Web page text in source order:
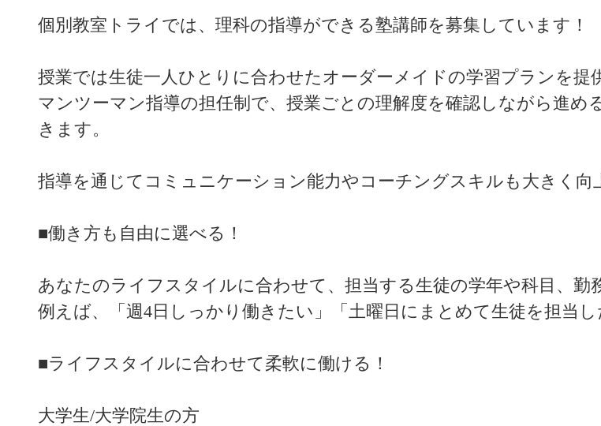
個別教室トライでは、理科の指導ができる塾講師を募集しています！
授業では生徒一人ひとりに合わせたオーダーメイドの学習プランを提
マンツーマン指導の担任制で、授業ごとの理解度を確認しながら進
きます。
指導を通じてコミュニケーション能力やコーチングスキルも大きく向
■働き方も自由に選べる！
あなたのライフスタイルに合わせて、担当する生徒の学年や科目、勤
例えば、「週4日しっかり働きたい」「土曜日にまとめて生徒を担当
■ライフスタイルに合わせて柔軟に働ける！
大学生/大学院生の方